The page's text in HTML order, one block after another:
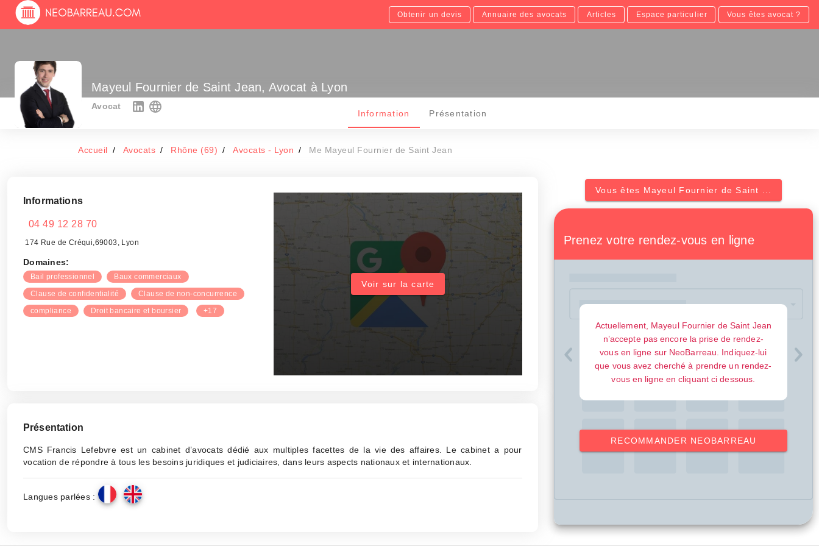
Obtenir un devis Annuaire des avocats Articles Espace particulier Vous êtes avocat ?
Mayeul Fournier de Saint Jean, Avocat à Lyon
Avocat
Information Présentation
Accueil Avocats Rhône (69) Avocats - Lyon Me Mayeul Fournier de Saint Jean
Informations
04 49 12 28 70
174 Rue de Créqui,69003, Lyon
Domaines:
Bail professionnel
Baux commerciaux
Clause de confidentialité
Clause de non-concurrence
compliance
Droit bancaire et boursier +17
Voir sur la carte
Présentation
CMS Francis Lefebvre est un cabinet d’avocats dédié aux multiples facettes de la vie des affaires. Le cabinet a pour
vocation de répondre à tous les besoins juridiques et judiciaires, dans leurs aspects nationaux et internationaux.
Langues parlées :
Vous êtes Mayeul Fournier de Saint ...
Prenez votre rendez-vous en ligne
Actuellement, Mayeul Fournier de Saint Jean
n’accepte pas encore la prise de rendez-
vous en ligne sur NeoBarreau. Indiquez-lui
que vous avez cherché à prendre un rendez-
vous en ligne en cliquant ci dessous.
RECOMMANDER NEOBARREAU